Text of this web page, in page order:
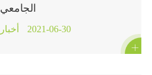
الجامعي
أخبار 2021-06-30
